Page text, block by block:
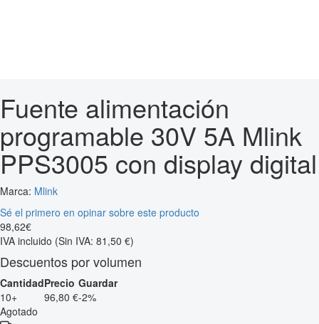
Fuente alimentación
programable 30V 5A Mlink
PPS3005 con display digital
Marca: Mlink
Sé el primero en opinar sobre este producto
98,62€
IVA incluido (Sin IVA: 81,50 €)
Descuentos por volumen
CantidadPrecio Guardar
10+
96,80 €-2%
Agotado